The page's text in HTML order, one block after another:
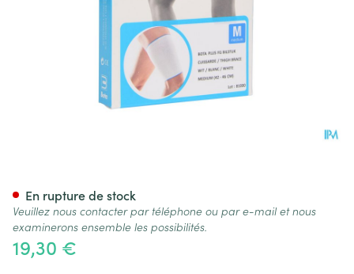
19,30 €
En rupture de stock
Veuillez nous contacter par téléphone ou par e-mail et nous
examinerons ensemble les possibilités.